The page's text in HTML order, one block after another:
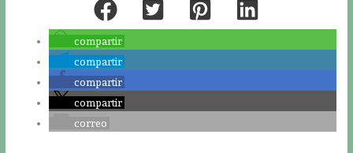
compartir
compartir
compartir
compartir
correo